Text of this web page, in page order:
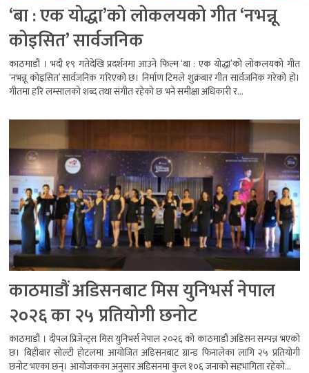
‘बा : एक योद्धा’को लोकलयको गीत ‘नभन्नू
कोइसित’ सार्वजनिक
काठमाडौं । भदौ १९ गतेदेखि प्रदर्शनमा आउने फिल्म ‘बा : एक योद्धा’को लोकलयको गीत
‘नभन्नू कोइसित’ सार्वजनिक गरिएको छ। निर्माण टिमले शुक्रबार गीत सार्वजनिक गरेको हो।
गीतमा हरि लम्सालको शब्द तथा संगीत रहेको छ भने समीक्षा अधिकारी र...
काठमाडौं अडिसनबाट मिस युनिभर्स नेपाल
२०२६ का २५ प्रतियोगी छनोट
काठमाडौं । दीपल प्रिजेन्ट्स मिस युनिभर्स नेपाल २०२६ को काठमाडौं अडिसन सम्पन्न भएको
छ। बिहीबार सोल्टी होटलमा आयोजित अडिसनबाट ग्रान्ड फिनालेका लागि २५ प्रतियोगी
छनोट भएका छन्। आयोजकका अनुसार अडिसनमा कुल १०६ जनाको सहभागिता रहेको...